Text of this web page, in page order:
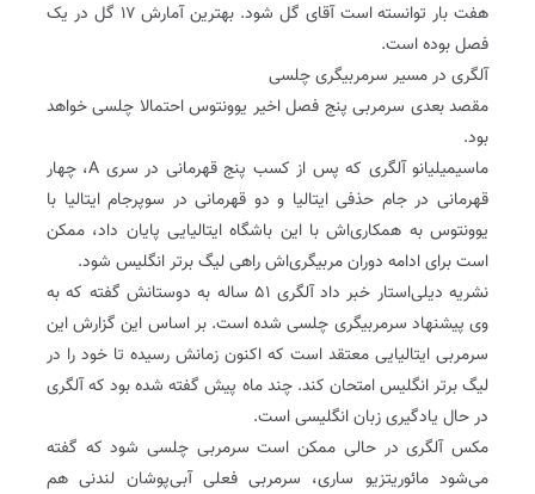
هفت بار توانسته است آقای گل شود. بهترین آمارش ۱۷ گل در یک
فصل بوده است.
آلگری در مسیر سرمربیگری چلسی
مقصد بعدی سرمربی پنج فصل اخیر یوونتوس احتمالا چلسی خواهد
بود.
ماسیمیلیانو آلگری که پس از کسب پنج قهرمانی در سری A، چهار
قهرمانی در جام حذفی ایتالیا و دو قهرمانی در سوپرجام ایتالیا با
یوونتوس به همکاری‌اش با این باشگاه ایتالیایی پایان داد، ممکن
است برای ادامه دوران مربیگری‌اش راهی لیگ برتر انگلیس شود.
نشریه دیلی‌استار خبر داد آلگری ۵۱ ساله به دوستانش گفته که به
وی پیشنهاد سرمربیگری چلسی شده است. بر اساس این گزارش این
سرمربی ایتالیایی معتقد است که اکنون زمانش رسیده تا خود را در
لیگ برتر انگلیس امتحان کند. چند ماه پیش گفته شده بود که آلگری
در حال یادگیری زبان انگلیسی است.
مکس آلگری در حالی ممکن است سرمربی چلسی شود که گفته
می‌شود مائوریتزیو ساری، سرمربی فعلی آبی‌پوشان لندنی هم